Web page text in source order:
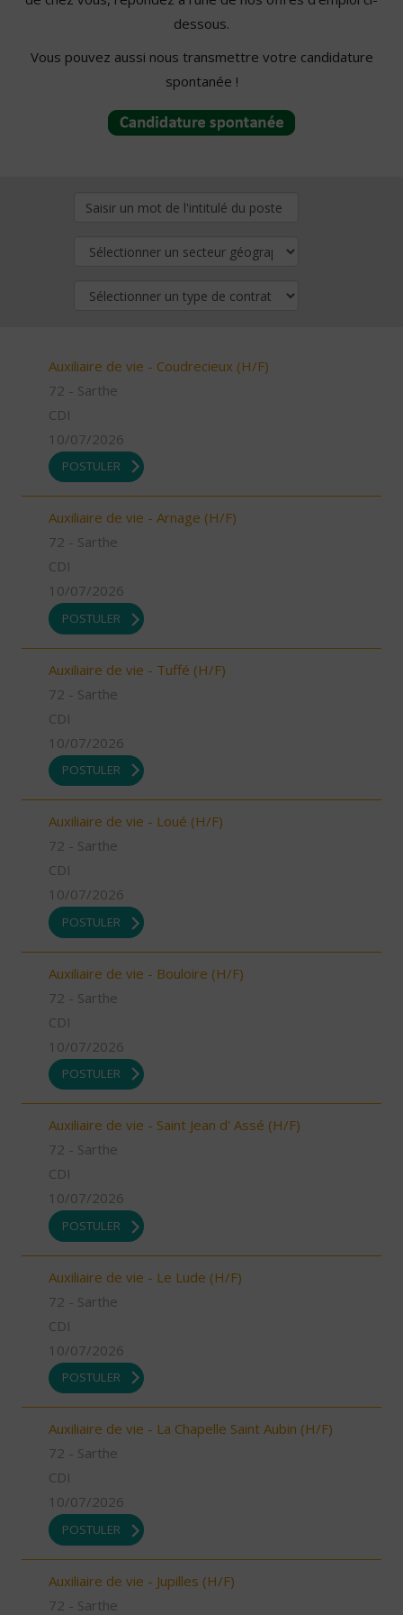
dessous.
Vous pouvez aussi nous transmettre votre candidature
spontanée !
Auxiliaire de vie - Coudrecieux (H/F)
72 - Sarthe
CDI
10/07/2026
POSTULER
Auxiliaire de vie - Arnage (H/F)
72 - Sarthe
CDI
10/07/2026
POSTULER
Auxiliaire de vie - Tuffé (H/F)
72 - Sarthe
CDI
10/07/2026
POSTULER
Auxiliaire de vie - Loué (H/F)
72 - Sarthe
CDI
10/07/2026
POSTULER
Auxiliaire de vie - Bouloire (H/F)
72 - Sarthe
CDI
10/07/2026
POSTULER
Auxiliaire de vie - Saint Jean d' Assé (H/F)
72 - Sarthe
CDI
10/07/2026
POSTULER
Auxiliaire de vie - Le Lude (H/F)
72 - Sarthe
CDI
10/07/2026
POSTULER
Auxiliaire de vie - La Chapelle Saint Aubin (H/F)
72 - Sarthe
CDI
10/07/2026
POSTULER
Auxiliaire de vie - Jupilles (H/F)
72 - Sarthe